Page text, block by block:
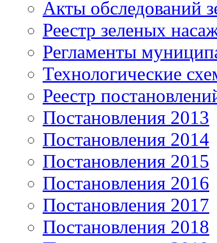
Акты обследований
Реестр зеленых
Регламенты
Технологические
Реестр
Постановления 2013
Постановления 2014
Постановления 2015
Постановления 2016
Постановления 2017
Постановления 2018